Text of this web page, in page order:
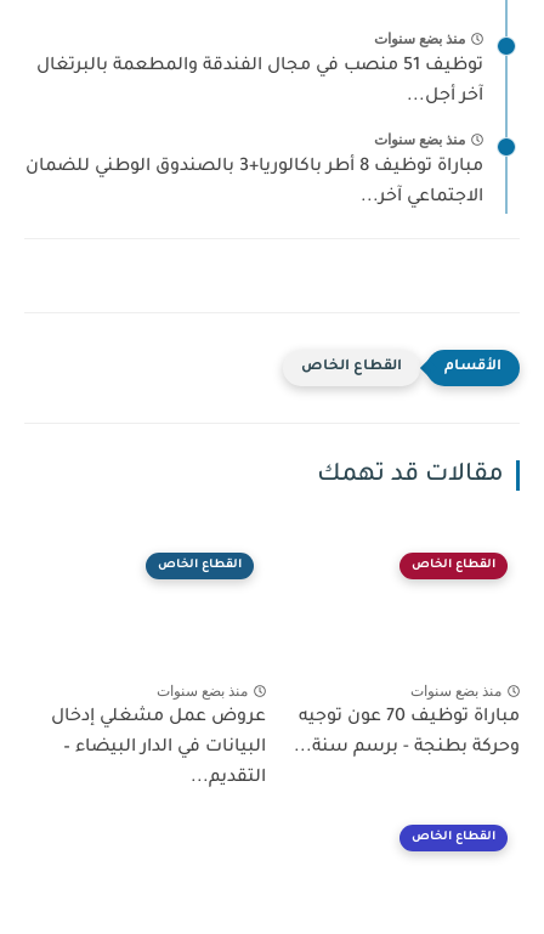
منذ بضع سنوات
توظيف 51 منصب في مجال الفندقة والمطعمة بالبرتغال
آخر أجل...
منذ بضع سنوات
مباراة توظيف 8 أطر باكالوريا+3 بالصندوق الوطني للضمان
الاجتماعي آخر...
القطاع الخاص
مقالات قد تهمك
القطاع الخاص
منذ بضع سنوات
مباراة توظيف 70 عون توجيه
وحركة بطنجة - برسم سنة...
القطاع الخاص
منذ بضع سنوات
عروض عمل مشغلي إدخال
البيانات في الدار البيضاء –
التقديم...
القطاع الخاص